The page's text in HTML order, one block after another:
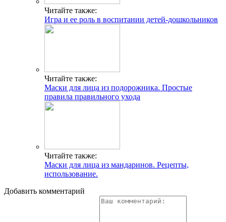
Читайте также:
Игра и ее роль в воспитании детей-дошкольников
Читайте также:
Маски для лица из подорожника. Простые
правила правильного ухода
Читайте также:
Маски для лица из мандаринов. Рецепты,
использование.
Добавить комментарий